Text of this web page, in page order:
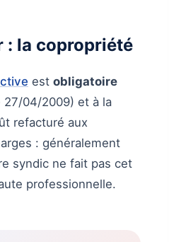
: la copropriété
est obligatoire
27/04/2009) et à la
refacturé aux
: généralement
syndic ne fait pas cet
professionnelle.